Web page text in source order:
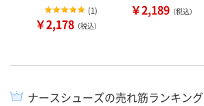
(1)
￥2,178 （税込）
￥2,189 （税込）
ナースシューズの売れ筋ランキング